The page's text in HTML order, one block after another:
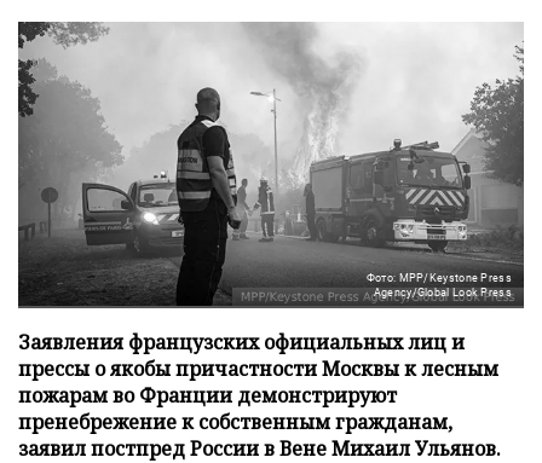
Фото: MPP/Keystone Press
Agency/Global Look Press
Заявления французских официальных лиц и
прессы о якобы причастности Москвы к лесным
пожарам во Франции демонстрируют
пренебрежение к собственным гражданам,
заявил постпред России в Вене Михаил Ульянов.